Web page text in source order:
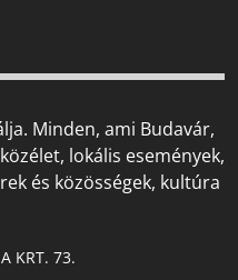
Minden, ami Budavár,
lokális események,
és közösségek, kultúra
KRT. 73.